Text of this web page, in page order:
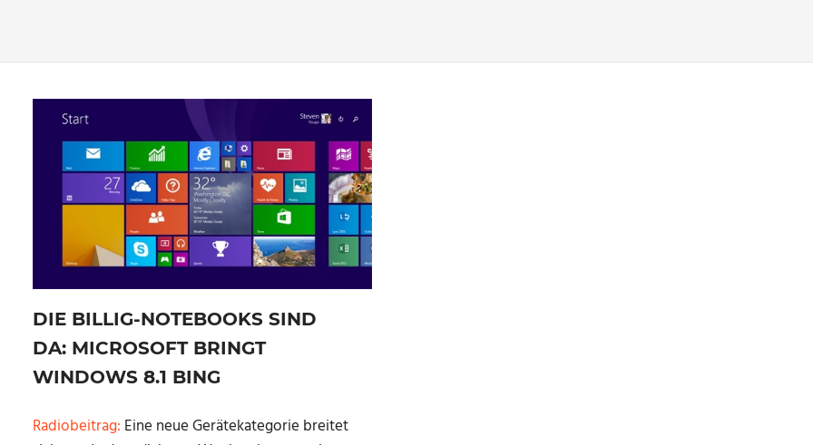
DIE BILLIG-NOTEBOOKS SIND
DA: MICROSOFT BRINGT
WINDOWS 8.1 BING
Radiobeitrag: Eine neue Gerätekategorie breitet